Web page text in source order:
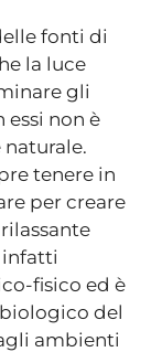
fonti di
la luce
gli
non è
tenere in
per creare
infatti
fisico ed è
del
ambienti